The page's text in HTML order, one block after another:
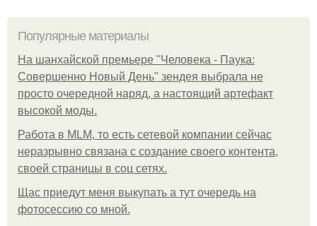
Популярные материалы
На шанхайской премьере "Человека - Паука:
Совершенно Новый День" зендея выбрала не
просто очередной наряд, а настоящий артефакт
высокой моды.
Работа в MLM, то есть сетевой компании сейчас
неразрывно связана с создание своего контента,
своей страницы в соц сетях.
Щас приедут меня выкупать а тут очередь на
фотосессию со мной.